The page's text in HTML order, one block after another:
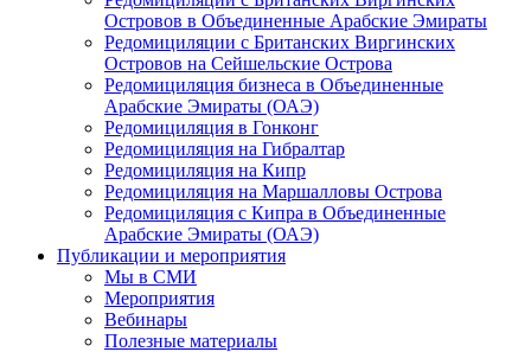
Островов в Объединенные Арабские Эмираты
Редомициляции с Британских Виргинских
Островов на Сейшельские Острова
Редомициляция бизнеса в Объединенные
Арабские Эмираты (ОАЭ)
Редомициляция в Гонконг
Редомициляция на Гибралтар
Редомициляция на Кипр
Редомициляция на Маршалловы Острова
Редомициляция с Кипра в Объединенные
Арабские Эмираты (ОАЭ)
Публикации и мероприятия
Мы в СМИ
Мероприятия
Вебинары
Полезные материалы